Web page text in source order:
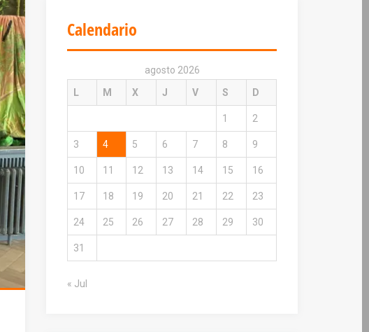
Calendario
agosto 2026
L
M X J V S D
1 2
3 4 5 6 7 8 9
10 11 12 13 14 15 16
17 18 19 20 21 22 23
24 25 26 27 28 29 30
31
« Jul